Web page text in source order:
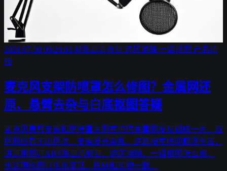
2026-07-09 09:26:03 材质高清修复 选区消除 一键抠图 产品精
修
麦克风支架防喷罩怎么修图？金属网还
原、悬臂去杂与白底抠图答疑
麦克风悬臂支架和防喷罩主图常拍得金属网发灰糊成一片、双
层网纱看不出层次、支架反光杂乱。这篇按常搜问题逐条答，
讲清用图叮AI材质高清修复、选区消除、一键抠图怎么修，
也说明修图只优化呈现、质感和实物一致。